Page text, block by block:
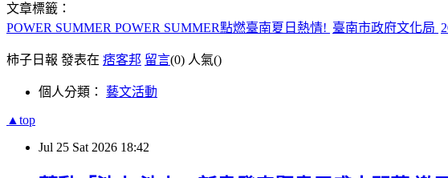
文章標籤：
POWER SUMMER POWER SUMMER點燃臺南夏日熱情! 臺南市政府文化局
柿子日報 發表在 痞客邦 留言(0) 人氣()
個人分類： 藝文活動
▲top
Jul 25 Sat 2026 18:42